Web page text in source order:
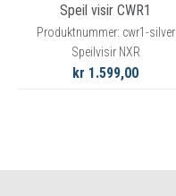
Speil visir CWR1
Produktnummer: cwr1-silver
Speilvisir NXR
kr 1.599,00